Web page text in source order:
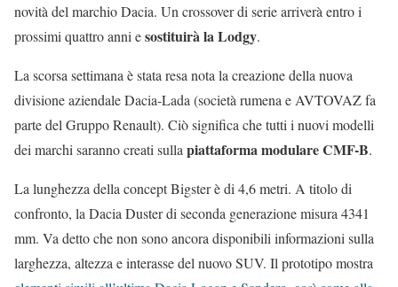
novità del marchio Dacia. Un crossover di serie arriverà entro i
prossimi quattro anni esostituirà la Lodgy.
La scorsa settimana è stata resa nota la creazione della nuova
divisione aziendale Dacia-Lada (società rumena e AVTOVAZ fa
parte del Gruppo Renault). Ciò significa che tutti i nuovi modelli
dei marchi saranno creati sulla piattaforma modulare CMF-B.
La lunghezza della concept Bigster è di 4,6 metri. A titolo di
confronto, la Dacia Duster di seconda generazione misura 4341
mm. Va detto che non sono ancora disponibili informazioni sulla
larghezza, altezza e interasse del nuovo SUV. Il prototipo mostra